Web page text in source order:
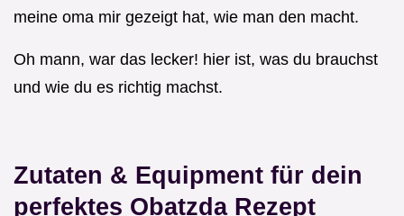
meine oma mir gezeigt hat, wie man den macht.
Oh mann, war das lecker! hier ist, was du brauchst
und wie du es richtig machst.
Zutaten & Equipment für dein
perfektes Obatzda Rezept